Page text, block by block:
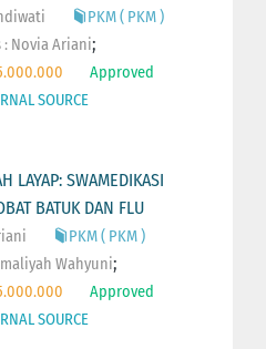
PKM ( PKM )
: Novia Ariani;
Approved
SOURCE
LAYAP: SWAMEDIKASI
BATUK DAN FLU
PKM ( PKM )
Wahyuni;
Approved
SOURCE